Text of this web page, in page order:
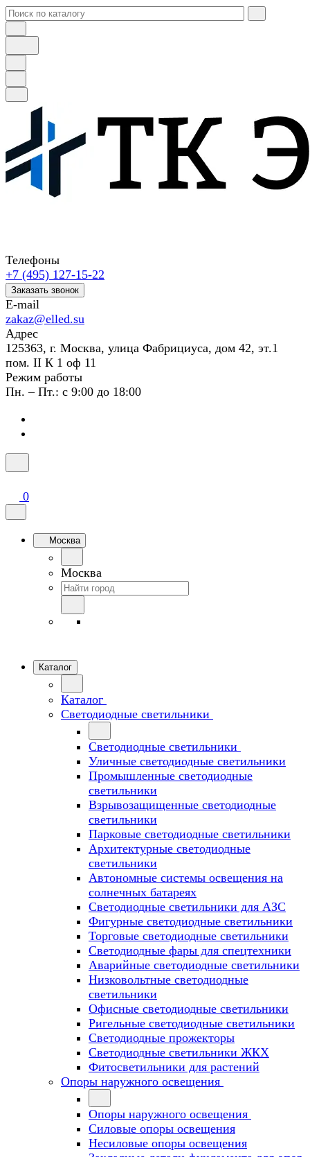
Телефоны
+7 (495) 127-15-22
Заказать звонок
E-mail
zakaz@elled.su
Адрес
125363, г. Москва, улица Фабрициуса, дом 42, эт.1
пом. II К 1 оф 11
Режим работы
Пн. – Пт.: с 9:00 до 18:00
0
Москва
Москва
Каталог
Каталог
Светодиодные светильники
Светодиодные светильники
Уличные светодиодные светильники
Промышленные светодиодные
светильники
Взрывозащищенные светодиодные
светильники
Парковые светодиодные светильники
Архитектурные светодиодные
светильники
Автономные системы освещения на
солнечных батареях
Светодиодные светильники для АЗС
Фигурные светодиодные светильники
Торговые светодиодные светильники
Cветодиодные фары для спецтехники
Аварийные светодиодные светильники
Низковольтные светодиодные
светильники
Офисные светодиодные светильники
Ригельные светодиодные светильники
Светодиодные прожекторы
Светодиодные светильники ЖКХ
Фитосветильники для растений
Опоры наружного освещения
Опоры наружного освещения
Силовые опоры освещения
Несиловые опоры освещения